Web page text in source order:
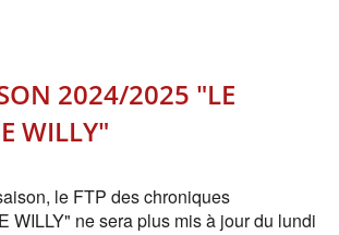
2024/2025 "LE
WILLY"
le FTP des chroniques
WILLY" ne sera plus mis à jour du lundi